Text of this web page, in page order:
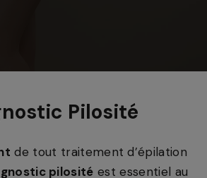
Pilosité
de tout traitement d’épilation
pilosité est essentiel au